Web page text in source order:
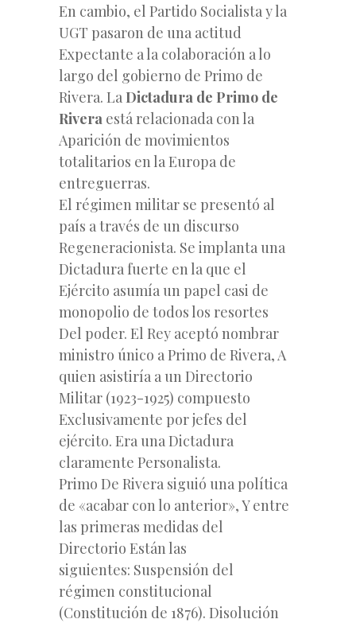
En cambio, el Partido Socialista y la
UGT pasaron de una actitud
Expectante a la colaboración a lo
largo del gobierno de Primo de
Rivera. La Dictadura de Primo de
Rivera está relacionada con la
Aparición de movimientos
totalitarios en la Europa de
entreguerras.
El régimen militar se presentó al
país a través de un discurso
Regeneracionista. Se implanta una
Dictadura fuerte en la que el
Ejército asumía un papel casi de
monopolio de todos los resortes
Del poder. El Rey aceptó nombrar
ministro único a Primo de Rivera, A
quien asistiría a un Directorio
Militar (1923-1925) compuesto
Exclusivamente por jefes del
ejército. Era una Dictadura
claramente Personalista.
Primo De Rivera siguió una política
de «acabar con lo anterior», Y entre
las primeras medidas del
Directorio Están las
siguientes: Suspensión del
régimen constitucional
(Constitución de 1876). Disolución